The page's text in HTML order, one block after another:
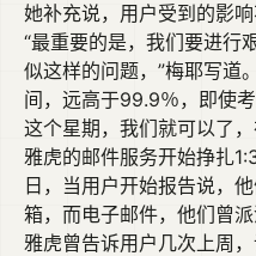
她补充说，用户受到的影
“最重要的是，我们要进行
似这样的问题，”梅耶写道
间，远高于99.9％，即使
这个星期，我们就可以了
雅虎的邮件服务开始挣扎
日，当用户开始报告说，
箱，而电子邮件，他们曾派
雅虎曾告诉用户几次上周